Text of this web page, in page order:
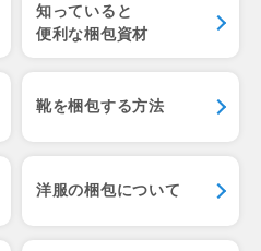
知っていると
便利な梱包資材
靴を梱包する方法
洋服の梱包について